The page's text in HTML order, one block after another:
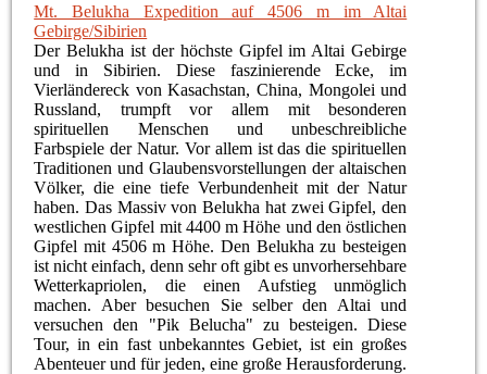
Mt. Belukha Expedition auf 4506 m im Altai
Gebirge/Sibirien
Der Belukha ist der höchste Gipfel im Altai Gebirge
und in Sibirien. Diese faszinierende Ecke, im
Vierländereck von Kasachstan, China, Mongolei und
Russland, trumpft vor allem mit besonderen
spirituellen Menschen und unbeschreibliche
Farbspiele der Natur. Vor allem ist das die spirituellen
Traditionen und Glaubensvorstellungen der altaischen
Völker, die eine tiefe Verbundenheit mit der Natur
haben. Das Massiv von Belukha hat zwei Gipfel, den
westlichen Gipfel mit 4400 m Höhe und den östlichen
Gipfel mit 4506 m Höhe. Den Belukha zu besteigen
ist nicht einfach, denn sehr oft gibt es unvorhersehbare
Wetterkapriolen, die einen Aufstieg unmöglich
machen. Aber besuchen Sie selber den Altai und
versuchen den "Pik Belucha" zu besteigen. Diese
Tour, in ein fast unbekanntes Gebiet, ist ein großes
Abenteuer und für jeden, eine große Herausforderung.